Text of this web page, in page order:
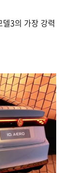
3의 가장 강력